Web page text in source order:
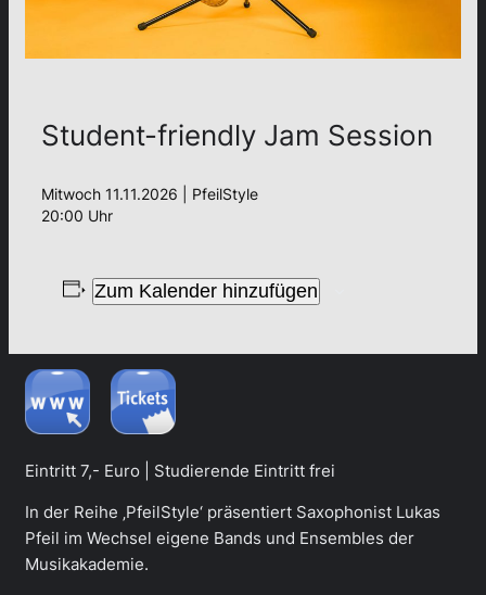
Student-friendly Jam Session
Mitwoch 11.11.2026 | PfeilStyle
20:00 Uhr
Zum Kalender hinzufügen
Eintritt 7,- Euro | Studierende Eintritt frei
In der Reihe ‚PfeilStyle‘ präsentiert Saxophonist Lukas
Pfeil im Wechsel eigene Bands und Ensembles der
Musikakademie.